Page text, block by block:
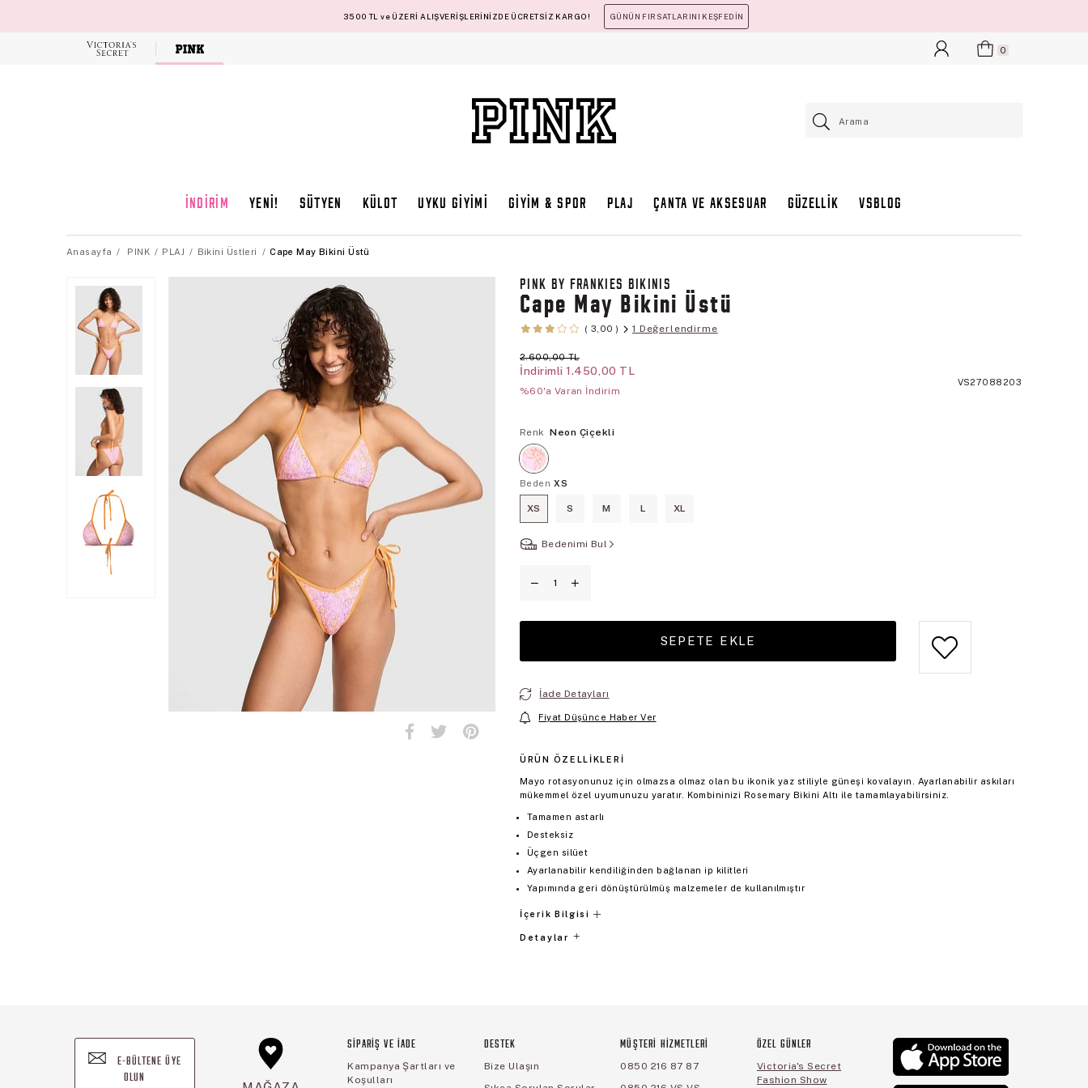
3500 TL ve ÜZERİ ALIŞVERİŞLERİNİZDE ÜCRETSİZ KARGO! GÜNÜN FIRSATLARINI KEŞFEDİN
Victoria's
0
İNDİRİM YENİ! SÜTYEN KÜLOT UYKU GİYİMİ GİYİM & SPOR PLAJ ÇANTA VE AKSESUAR GÜZELLİK VSBLOG
Anasayfa PINK PLAJ Bikini Üstleri Cape May Bikini Üstü
PINK BY FRANKIES BIKINIS
Cape May Bikini Üstü
3,00 1 Değerlendirme
2.600,00 TL
İndirimli 1.450,00 TL
%60'a Varan İndirim
VS27088203
Renk Neon Çiçekli
Beden XS
XS S M L XL
Bedenimi Bul
İade Detayları
Fiyat Düşünce Haber Ver
ÜRÜN ÖZELLIKLERI
Mayo rotasyonunuz için olmazsa olmaz olan bu ikonik yaz stiliyle güneşi kovalayın. Ayarlanabilir askıları
mükemmel özel uyumunuzu yaratır. Kombininizi Rosemary Bikini Altı ile tamamlayabilirsiniz.
Tamamen astarlı
Desteksiz
Üçgen silüet
Ayarlanabilir kendiliğinden bağlanan ip kilitleri
Yapımında geri dönüştürülmüş malzemeler de kullanılmıştır
İçerik Bilgisi
Detaylar
E-BÜLTENE ÜYE
OLUN
SİPARİŞ VE İADE
Kampanya Şartları ve
Koşulları
DESTEK
Bize Ulaşın
MÜŞTERİ HİZMETLERİ
0850 216 87 87
ÖZEL GÜNLER
Victoria's Secret
Fashion Show